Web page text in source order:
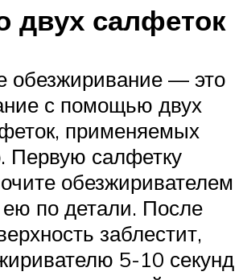
двух салфеток
обезжиривание — это
с помощью двух
применяемых
Первую салфетку
обезжиривателем
по детали. После
заблестит,
5-10 секунд